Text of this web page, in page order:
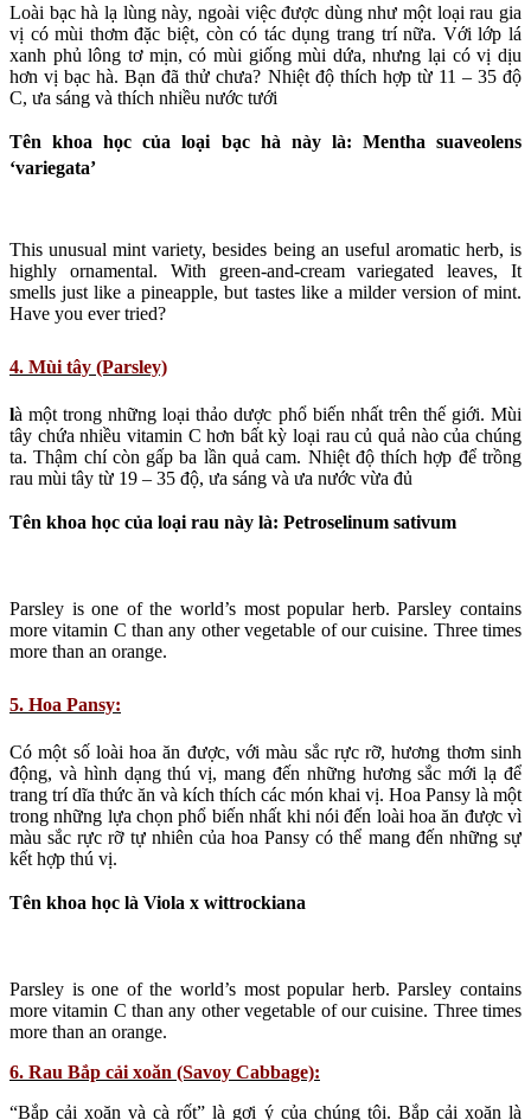
Loài bạc hà lạ lùng này, ngoài việc được dùng như một loại rau gia
vị có mùi thơm đặc biệt, còn có tác dụng trang trí nữa. Với lớp lá
xanh phủ lông tơ mịn, có mùi giống mùi dứa, nhưng lại có vị dịu
hơn vị bạc hà. Bạn đã thử chưa? Nhiệt độ thích hợp từ 11 – 35 độ
C, ưa sáng và thích nhiều nước tưới
Tên khoa học của loại bạc hà này là: Mentha suaveolens
‘variegata’
This unusual mint variety, besides being an useful aromatic herb, is
highly ornamental. With green-and-cream variegated leaves, It
smells just like a pineapple, but tastes like a milder version of mint.
Have you ever tried?
4. Mùi tây (Parsley)
là một trong những loại thảo dược phổ biến nhất trên thế giới. Mùi
tây chứa nhiều vitamin C hơn bất kỳ loại rau củ quả nào của chúng
ta. Thậm chí còn gấp ba lần quả cam. Nhiệt độ thích hợp để trồng
rau mùi tây từ 19 – 35 độ, ưa sáng và ưa nước vừa đủ
Tên khoa học của loại rau này là: Petroselinum sativum
Parsley is one of the world’s most popular herb. Parsley contains
more vitamin C than any other vegetable of our cuisine. Three times
more than an orange.
5. Hoa Pansy:
Có một số loài hoa ăn được, với màu sắc rực rỡ, hương thơm sinh
động, và hình dạng thú vị, mang đến những hương sắc mới lạ để
trang trí dĩa thức ăn và kích thích các món khai vị. Hoa Pansy là một
trong những lựa chọn phổ biến nhất khi nói đến loài hoa ăn được vì
màu sắc rực rỡ tự nhiên của hoa Pansy có thể mang đến những sự
kết hợp thú vị.
Tên khoa học là Viola x wittrockiana
Parsley is one of the world’s most popular herb. Parsley contains
more vitamin C than any other vegetable of our cuisine. Three times
more than an orange.
6. Rau Bắp cải xoăn (Savoy Cabbage):
“Bắp cải xoăn và cà rốt” là gợi ý của chúng tôi. Bắp cải xoăn là